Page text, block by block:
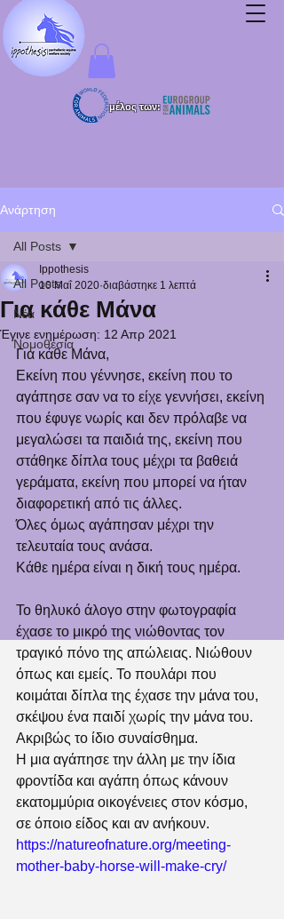
μέλος των:
Ανάρτηση
All Posts
Νέα
Νομοθεσία
All Posts
Για κάθε Μάνα
Ippothesis
10 Μαΐ 2020 διαβάστηκε 1 λεπτά
Έγινε ενημέρωση: 12 Απρ 2021
Για κάθε Μάνα,
Εκείνη που γέννησε, εκείνη που το
αγάπησε σαν να το είχε γεννήσει, εκείνη
που έφυγε νωρίς και δεν πρόλαβε να
μεγαλώσει τα παιδιά της, εκείνη που
στάθηκε δίπλα τους μέχρι τα βαθειά
γεράματα, εκείνη που μπορεί να ήταν
διαφορετική από τις άλλες.
Όλες όμως αγάπησαν μέχρι την
τελευταία τους ανάσα.
Κάθε ημέρα είναι η δική τους ημέρα.
Το θηλυκό άλογο στην φωτογραφία
έχασε το μικρό της νιώθοντας τον
τραγικό πόνο της απώλειας. Νιώθουν
όπως και εμείς. Το πουλάρι που
κοιμάται δίπλα της έχασε την μάνα του,
σκέψου ένα παιδί χωρίς την μάνα του.
Ακριβώς το ίδιο συναίσθημα.
Η μια αγάπησε την άλλη με την ίδια
φροντίδα και αγάπη όπως κάνουν
εκατομμύρια οικογένειες στον κόσμο,
σε όποιο είδος και αν ανήκουν.
https://natureofnature.org/meeting-
mother-baby-horse-will-make-cry/